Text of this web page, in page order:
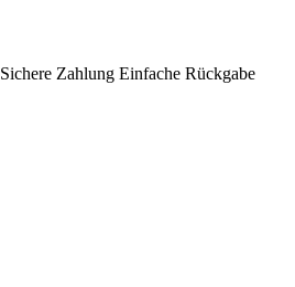
Sichere Zahlung Einfache Rückgabe